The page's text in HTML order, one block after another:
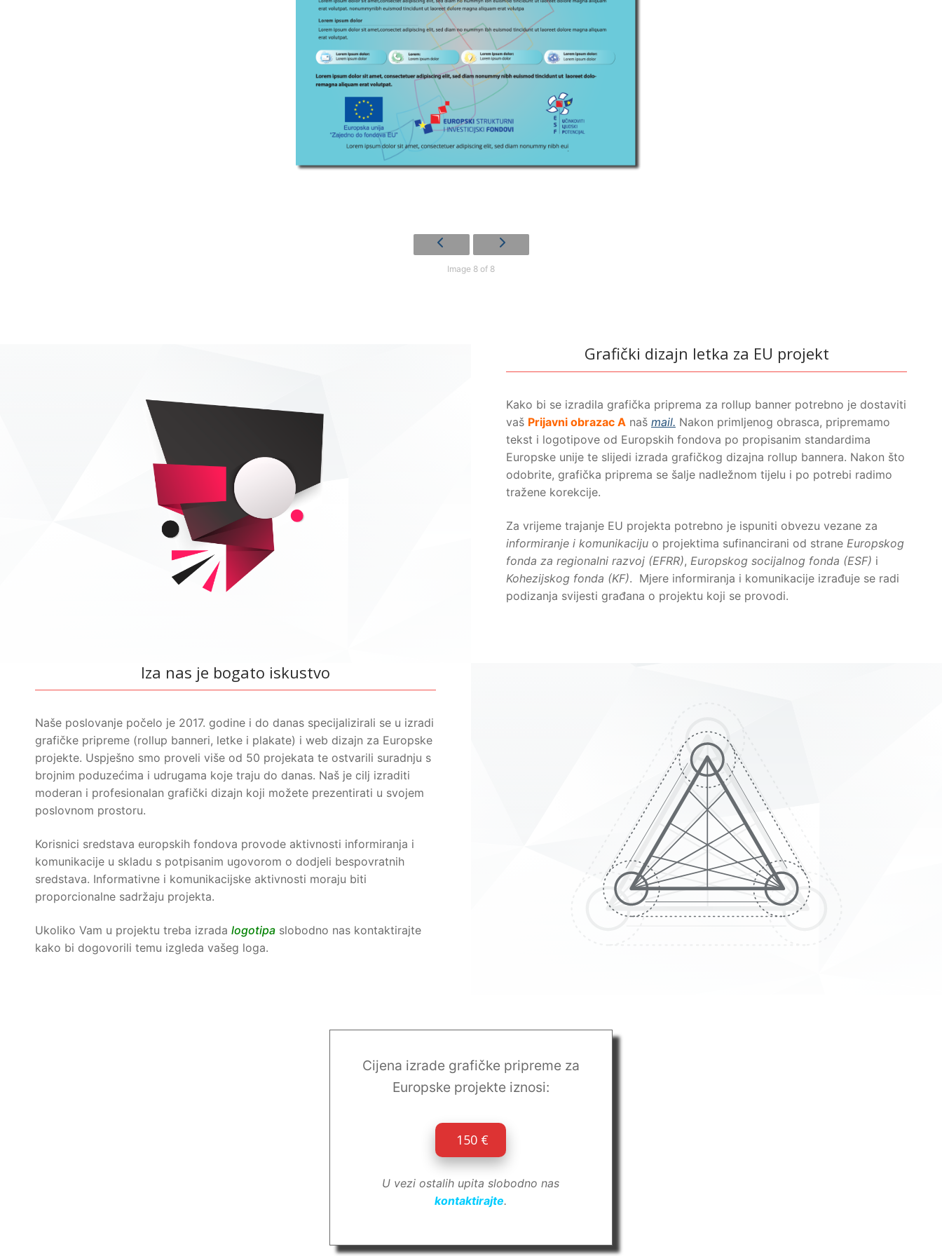
Image 8 of 8
Grafički dizajn letka za EU projekt
Kako bi se izradila grafička priprema za rollup banner potrebno je dostaviti
vaš Prijavni obrazac A naš mail. Nakon primljenog obrasca, pripremamo
tekst i logotipove od Europskih fondova po propisanim standardima
Europske unije te slijedi izrada grafičkog dizajna rollup bannera. Nakon što
odobrite, grafička priprema se šalje nadležnom tijelu i po potrebi radimo
tražene korekcije.
Za vrijeme trajanje EU projekta potrebno je ispuniti obvezu vezane za
informiranje i komunikaciju o projektima sufinancirani od strane Europskog
fonda za regionalni razvoj (EFRR), Europskog socijalnog fonda (ESF) i
Kohezijskog fonda (KF). Mjere informiranja i komunikacije izrađuje se radi
podizanja svijesti građana o projektu koji se provodi.
Iza nas je bogato iskustvo
Naše poslovanje počelo je 2017. godine i do danas specijalizirali se u izradi
grafičke pripreme (rollup banneri, letke i plakate) i web dizajn za Europske
projekte. Uspješno smo proveli više od 50 projekata te ostvarili suradnju s
brojnim poduzećima i udrugama koje traju do danas. Naš je cilj izraditi
moderan i profesionalan grafički dizajn koji možete prezentirati u svojem
poslovnom prostoru.
Korisnici sredstava europskih fondova provode aktivnosti informiranja i
komunikacije u skladu s potpisanim ugovorom o dodjeli bespovratnih
sredstava. Informativne i komunikacijske aktivnosti moraju biti
proporcionalne sadržaju projekta.
Ukoliko Vam u projektu treba izrada logotipa slobodno nas kontaktirajte
kako bi dogovorili temu izgleda vašeg loga.
Cijena izrade grafičke pripreme za
Europske projekte iznosi:
150 €
U vezi ostalih upita slobodno nas
kontaktirajte.